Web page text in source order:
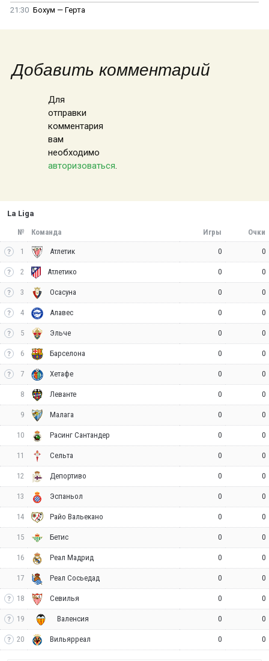
21:30 Бохум — Герта
Добавить комментарий
Для
отправки
комментария
вам
необходимо
авторизоваться.
La Liga
№ Команда Игры Очки
1 Атлетик 0 0
2 Атлетико 0 0
3 Осасуна 0 0
4 Алавес 0 0
5 Эльче 0 0
6 Барселона 0 0
7 Хетафе 0 0
8 Леванте 0 0
9 Малага 0 0
10 Расинг Сантандер 0 0
11 Сельта 0 0
12 Депортиво 0 0
13 Эспаньол 0 0
14 Райо Вальекано 0 0
15 Бетис 0 0
16 Реал Мадрид 0 0
17 Реал Сосьедад 0 0
18 Севилья 0 0
19 Валенсия 0 0
20 Вильярреал 0 0